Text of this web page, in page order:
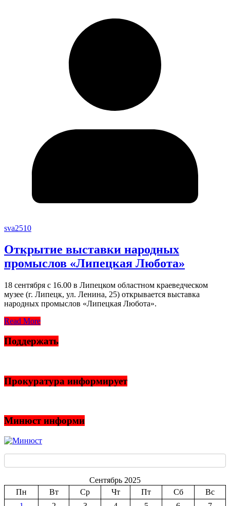
sva2510
Открытие выставки народных
промыслов «Липецкая Любота»
18 сентября с 16.00 в Липецком областном краеведческом
музее (г. Липецк, ул. Ленина, 25) открывается выставка
народных промыслов «Липецкая Любота».
Read More
Поддержать
Прокуратура информирует
Минюст информи
Сентябрь 2025
Пн
Вт Ср Чт Пт Сб
Вс